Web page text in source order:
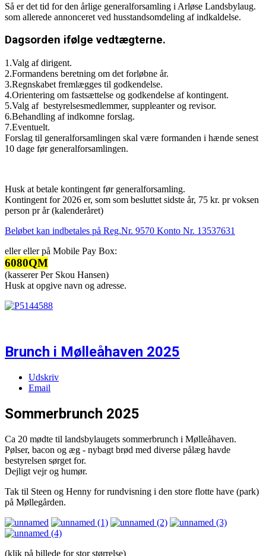
Så er det tid for den årlige generalforsamling i Arløse Landsbylaug.
som allerede annonceret ved husstandsomdeling af indkaldelse.
Dagsorden ifølge vedtægterne.
1.Valg af dirigent.
2.Formandens beretning om det forløbne år.
3.Regnskabet fremlægges til godkendelse.
4.Orientering om fastsættelse og godkendelse af kontingent.
5.Valg af bestyrelsesmedlemmer, suppleanter og revisor.
6.Behandling af indkomne forslag.
7.Eventuelt.
Forslag til generalforsamlingen skal være formanden i hænde senest
10 dage før generalforsamlingen.
Husk at betale kontingent før generalforsamling.
Kontingent for 2026 er, som som besluttet sidste år, 75 kr. pr voksen
person pr år (kalenderåret)
Beløbet kan indbetales på Reg.Nr. 9570 Konto Nr. 13537631
eller eller på Mobile Pay Box:
6080QM
(kasserer Per Skou Hansen)
Husk at opgive navn og adresse.
Brunch i Mølleåhaven 2025
Udskriv
Email
Sommerbrunch 2025
Ca 20 mødte til landsbylaugets sommerbrunch i Mølleåhaven.
Pølser, bacon og æg - nybagt brød med diverse pålæg havde
bestyrelsen sørget for.
Dejligt vejr og humør.
Tak til Steen og Henny for rundvisning i den store flotte have (park)
på Møllegården.
(klik på billede for stor størrelse)